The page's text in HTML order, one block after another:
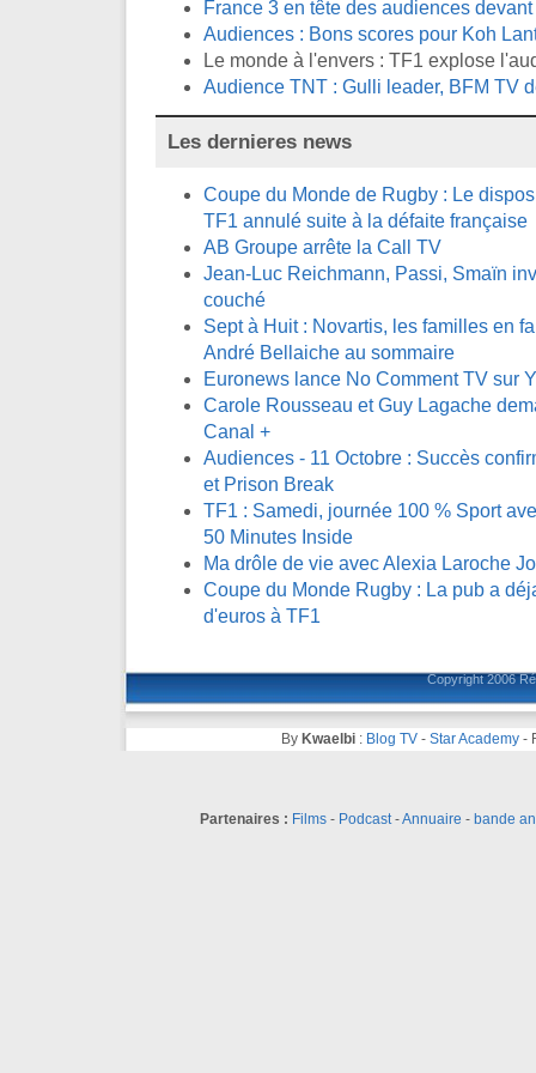
France 3 en tête des audiences
Audiences : Bons scores pour Koh
Le monde à l'envers : TF1 explose
Audience TNT : Gulli leader, BFM TV
Les dernieres news
Coupe du Monde de Rugby : Le
TF1 annulé suite à la défaite française
AB Groupe arrête la Call TV
Jean-Luc Reichmann, Passi, Smaïn
couché
Sept à Huit : Novartis, les familles en
André Bellaiche au sommaire
Euronews lance No Comment TV sur
Carole Rousseau et Guy Lagache
Canal +
Audiences - 11 Octobre : Succès
et Prison Break
TF1 : Samedi, journée 100 % Sport
50 Minutes Inside
Ma drôle de vie avec Alexia Laroche
Coupe du Monde Rugby : La pub a
d'euros à TF1
Copyright 2006
By Kwaelbi: Blog TV- Star Academy-
Partenaires : Films- Podcast-Annuaire - bande